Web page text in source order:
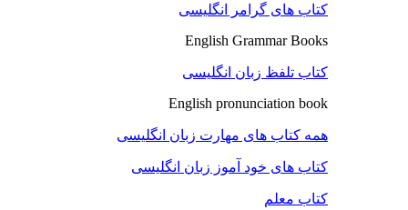
کتاب های گرامر انگلیسی
English Grammar Books
کتاب تلفظ زبان انگلیسی
English pronunciation book
همه کتاب های مهارت زبان انگلیسی
کتاب های خود آموز زبان انگلیسی
کتاب معلم